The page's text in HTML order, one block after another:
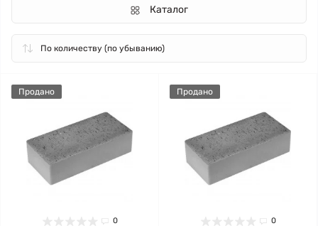
Каталог
Продано
0
Продано
0